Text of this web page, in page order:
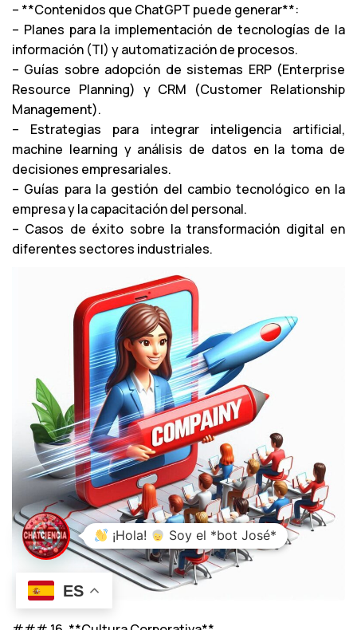
– **Contenidos que ChatGPT puede generar**:
– Planes para la implementación de tecnologías de la
información (TI) y automatización de procesos.
– Guías sobre adopción de sistemas ERP (Enterprise
Resource Planning) y CRM (Customer Relationship
Management).
– Estrategias para integrar inteligencia artificial,
machine learning y análisis de datos en la toma de
decisiones empresariales.
– Guías para la gestión del cambio tecnológico en la
empresa y la capacitación del personal.
– Casos de éxito sobre la transformación digital en
diferentes sectores industriales.
ES
¡Hola! Soy el *bot José*